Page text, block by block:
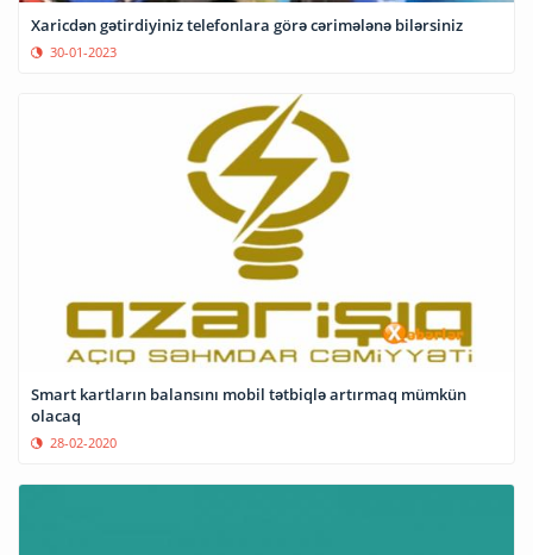
Xaricdən gətirdiyiniz telefonlara görə cərimələnə bilərsiniz
30-01-2023
Smart kartların balansını mobil tətbiqlə artırmaq mümkün
olacaq
28-02-2020